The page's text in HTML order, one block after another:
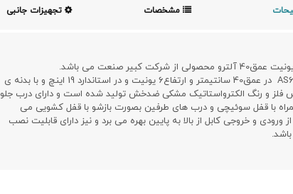
مشخصات تجهیزات جانبی
مدل AS640D12 در عمق40 سانتیمتر و ارتفاع6 یونیت و در استاندارد 19 اینچ و با بدنه ی
فلز و رنگ الکترواستاتیک مشکی ضدخش تولید شده است و دارای درب جلو
با قفل سوئیچی و درب های طرفین بصورت بازشو با قفل کشویی می
ورودی و خروجی کابل از بالا به پایین بهره می برد و نیز دارای قابلیت نصب